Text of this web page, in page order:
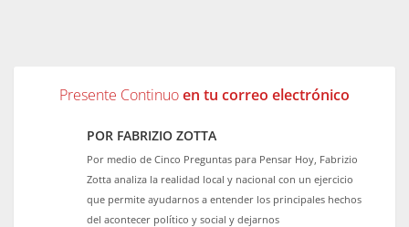
Presente Continuoen tu correo electrónico
POR FABRIZIO ZOTTA
Por medio de Cinco Preguntas para Pensar Hoy, Fabrizio
Zotta analiza la realidad local y nacional con un ejercicio
que permite ayudarnos a entender los principales hechos
del acontecer político y social y dejarnos